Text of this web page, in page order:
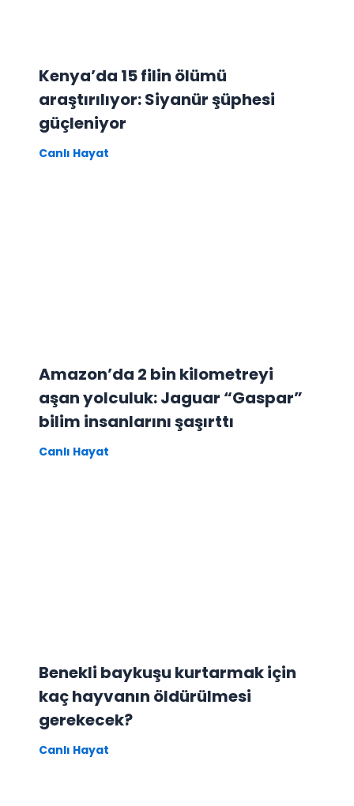
Kenya’da 15 filin ölümü
araştırılıyor: Siyanür şüphesi
güçleniyor
Canlı Hayat
Amazon’da 2 bin kilometreyi
aşan yolculuk: Jaguar “Gaspar”
bilim insanlarını şaşırttı
Canlı Hayat
Benekli baykuşu kurtarmak için
kaç hayvanın öldürülmesi
gerekecek?
Canlı Hayat